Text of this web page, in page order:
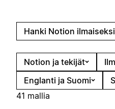
Hanki Notion ilmaiseksi
Notion ja tekijät
Englanti ja Suomi
41 mallia